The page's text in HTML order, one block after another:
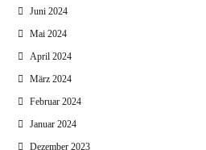
Juni 2024
Mai 2024
April 2024
März 2024
Februar 2024
Januar 2024
Dezember 2023